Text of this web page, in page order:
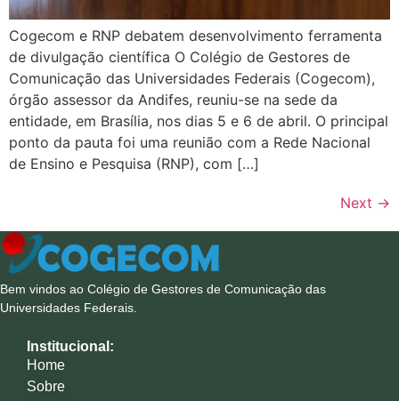
Cogecom e RNP debatem desenvolvimento ferramenta
de divulgação científica O Colégio de Gestores de
Comunicação das Universidades Federais (Cogecom),
órgão assessor da Andifes, reuniu-se na sede da
entidade, em Brasília, nos dias 5 e 6 de abril. O principal
ponto da pauta foi uma reunião com a Rede Nacional
de Ensino e Pesquisa (RNP), com […]
Next →
Bem vindos ao Colégio de Gestores de Comunicação das
Universidades Federais.
Institucional:
Home
Sobre